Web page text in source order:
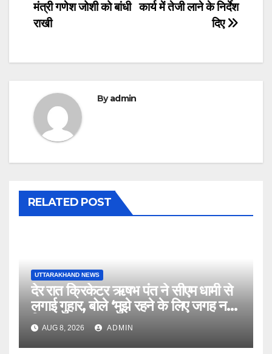
कार्य में तेजी लाने के निर्देश
दिए
मंत्री गणेश जोशी को बांधी
राखी
Byadmin
RELATED POST
UTTARAKHAND NEWS
देर रात क्रिकेटर ऋषभ पंत ने सीएम धामी से
लगाई गुहार, बोले ‘मुझे रहने के लिए जगह नहीं
मिल रही’
AUG 8, 2026 ADMIN